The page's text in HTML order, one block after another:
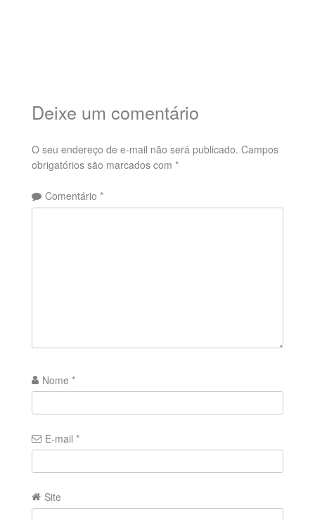
Deixe um comentário
O seu endereço de e-mail não será publicado. Campos
obrigatórios são marcados com *
Comentário *
Nome *
E-mail *
Site